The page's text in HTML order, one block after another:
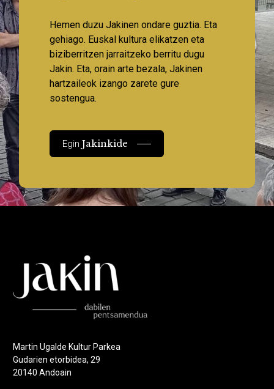
Hemen duzu Jakinen ondare guztia. Eta
gehiago. Euskal kultura elikatzen eta
biziberritzen jarraitzeko berritu dugu
Jakin. Eta, orain arte bezala, Jakinen
hartzaileok izango zarete gure
sostengua.
EginJakinkide
Martin Ugalde Kultur Parkea
Gudarien etorbidea, 29
20140 Andoain